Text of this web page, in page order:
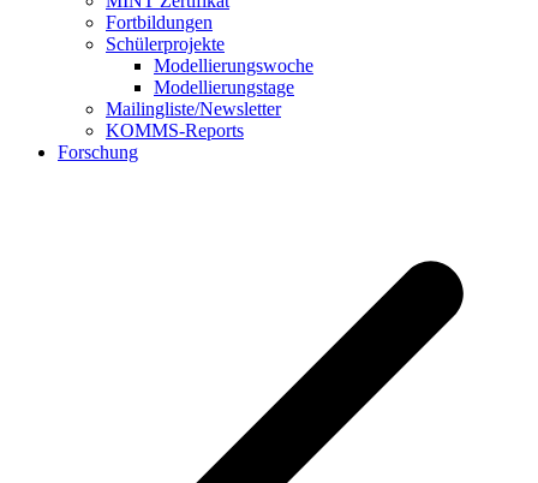
Fortbildungen
Schülerprojekte
Modellierungswoche
Modellierungstage
Mailingliste/Newsletter
KOMMS-Reports
Forschung